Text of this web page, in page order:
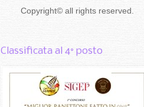
Copyright© all rights reserved
Classificata al 4° posto